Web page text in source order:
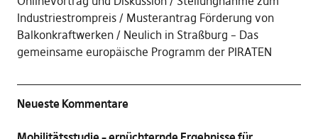
Industriestrompreis
Musterantrag Förderung von
Balkonkraftwerken
Neulich in Straßburg – Das
gemeinsame europäische Programm der PIRATEN
Neueste Kommentare